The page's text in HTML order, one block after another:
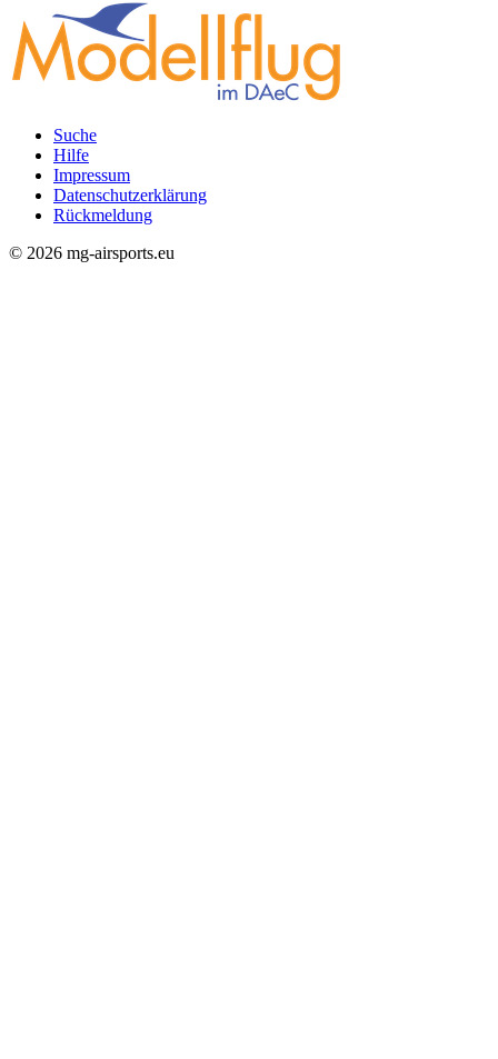
Rechtliches
Suche
Hilfe
Impressum
Datenschutzerklärung
Rückmeldung
© 2026 mg-airsports.eu